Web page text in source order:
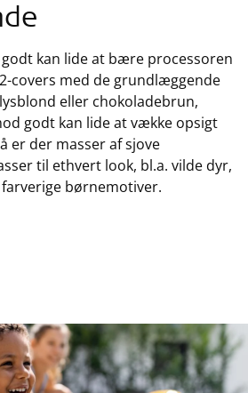
kan lide at bære processoren
covers med de grundlæggende
eller chokoladebrun,
godt kan lide at vække opsigt
er der masser af sjove
til ethvert look, bl.a. vilde dyr,
børnemotiver.